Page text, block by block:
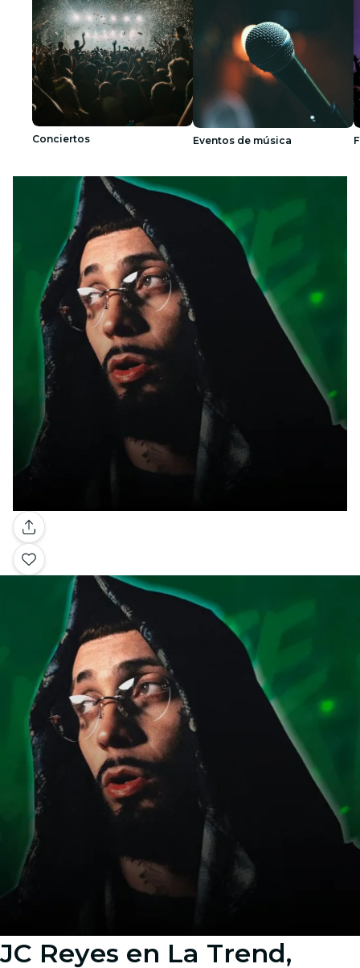
Conciertos Eventos de música
JC Reyes en La Trend,